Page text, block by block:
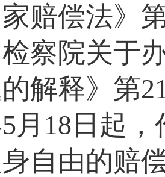
赔偿法》
察院关于
解释》第
5月18日起
自由的赔